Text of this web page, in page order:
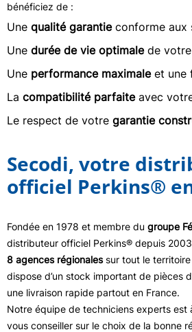
bénéficiez de :
Une qualité garantieconforme aux
Une durée de vie optimalede votre
Une performance maximaleet une
La compatibilité parfaiteavec
Le respect de votre garantie
Secodi, votre
officiel Perkins®
Fondée en 1978 et membre du groupe
distributeur officiel Perkins® depuis
8 agences régionalessur tout le
dispose d’un stock important de pièces
une livraison rapide partout en France.
Notre équipe de techniciens experts est
vous conseiller sur le choix de la bonne